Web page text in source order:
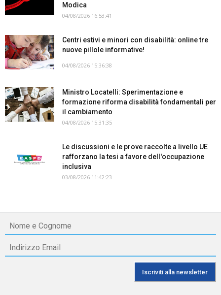
Modica
04/08/2026 16:53:41
Centri estivi e minori con disabilità: online tre
nuove pillole informative!
04/08/2026 15:36:38
Ministro Locatelli: Sperimentazione e
formazione riforma disabilità fondamentali per
il cambiamento
04/08/2026 15:31:35
Le discussioni e le prove raccolte a livello UE
rafforzano la tesi a favore dell'occupazione
inclusiva
03/08/2026 11:42:23